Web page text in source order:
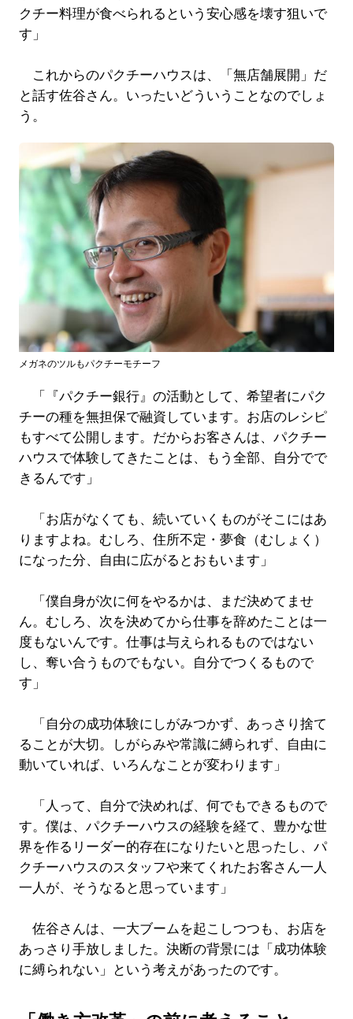
クチー料理が食べられるという安心感を壊す狙いで
す」
これからのパクチーハウスは、「無店舗展開」だ
と話す佐谷さん。いったいどういうことなのでしょ
う。
メガネのツルもパクチーモチーフ
「『パクチー銀行』の活動として、希望者にパク
チーの種を無担保で融資しています。お店のレシピ
もすべて公開します。だからお客さんは、パクチー
ハウスで体験してきたことは、もう全部、自分でで
きるんです」
「お店がなくても、続いていくものがそこにはあ
りますよね。むしろ、住所不定・夢食（むしょく）
になった分、自由に広がるとおもいます」
「僕自身が次に何をやるかは、まだ決めてませ
ん。むしろ、次を決めてから仕事を辞めたことは一
度もないんです。仕事は与えられるものではない
し、奪い合うものでもない。自分でつくるもので
す」
「自分の成功体験にしがみつかず、あっさり捨て
ることが大切。しがらみや常識に縛られず、自由に
動いていれば、いろんなことが変わります」
「人って、自分で決めれば、何でもできるもので
す。僕は、パクチーハウスの経験を経て、豊かな世
界を作るリーダー的存在になりたいと思ったし、パ
クチーハウスのスタッフや来てくれたお客さん一人
一人が、そうなると思っています」
佐谷さんは、一大ブームを起こしつつも、お店を
あっさり手放しました。決断の背景には「成功体験
に縛られない」という考えがあったのです。